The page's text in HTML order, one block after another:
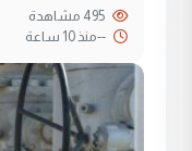
--منذ 10 ساعة